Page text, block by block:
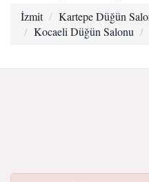
İzmit Kartepe Düğün
Kocaeli Düğün Salonu